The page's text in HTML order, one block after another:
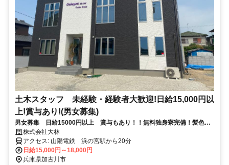
土木スタッフ 未経験・経験者大歓迎!日給15,000円以
上!賞与あり!(男女募集)
男女募集 日給15000円以上 賞与もあり！！無料独身寮完備！髪色・
髪型自由！
株式会社大林
アクセス: 山陽電鉄 浜の宮駅から20分
日給15,000円～18,000円
兵庫県加古川市